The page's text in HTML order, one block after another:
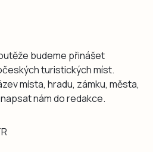
budeme přinášet
turistických míst.
místa, hradu, zámku, města,
nám do redakce.